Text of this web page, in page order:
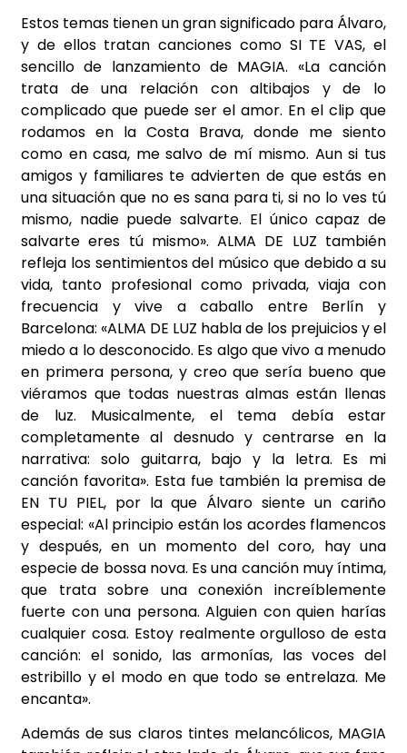
Estos temas tienen un gran significado para Álvaro,
y de ellos tratan canciones como SI TE VAS, el
sencillo de lanzamiento de MAGIA. «La canción
trata de una relación con altibajos y de lo
complicado que puede ser el amor. En el clip que
rodamos en la Costa Brava, donde me siento
como en casa, me salvo de mí mismo. Aun si tus
amigos y familiares te advierten de que estás en
una situación que no es sana para ti, si no lo ves tú
mismo, nadie puede salvarte. El único capaz de
salvarte eres tú mismo». ALMA DE LUZ también
refleja los sentimientos del músico que debido a su
vida, tanto profesional como privada, viaja con
frecuencia y vive a caballo entre Berlín y
Barcelona: «ALMA DE LUZ habla de los prejuicios y el
miedo a lo desconocido. Es algo que vivo a menudo
en primera persona, y creo que sería bueno que
viéramos que todas nuestras almas están llenas
de luz. Musicalmente, el tema debía estar
completamente al desnudo y centrarse en la
narrativa: solo guitarra, bajo y la letra. Es mi
canción favorita». Esta fue también la premisa de
EN TU PIEL, por la que Álvaro siente un cariño
especial: «Al principio están los acordes flamencos
y después, en un momento del coro, hay una
especie de bossa nova. Es una canción muy íntima,
que trata sobre una conexión increíblemente
fuerte con una persona. Alguien con quien harías
cualquier cosa. Estoy realmente orgulloso de esta
canción: el sonido, las armonías, las voces del
estribillo y el modo en que todo se entrelaza. Me
encanta».
Además de sus claros tintes melancólicos, MAGIA